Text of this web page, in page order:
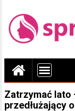
Zatrzymać lato
przedłużający